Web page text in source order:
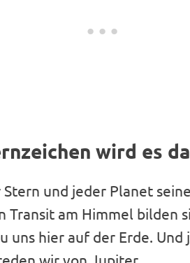
wird es
und jeder Planet
Transit am Himmel bilden
uns hier auf der Erde. Und